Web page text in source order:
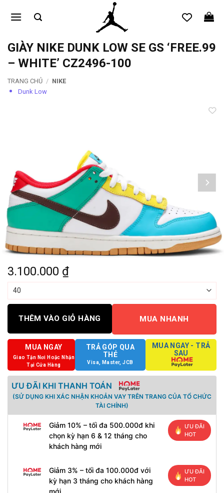
qua
dungGIÀY NIKE DUNK LOW SE GS ‘FREE.99
– WHITE’ CZ2496-100
TRANG CHỦ / NIKE
Dunk Low
3.100.000 ₫
THÊM VÀO GIỎ HÀNG MUA NHANH
MUA NGAY
Giao Tận Nơi Hoặc Nhận
Tại Cửa Hàng
TRẢ GÓP QUA
THẺ
Visa, Master, JCB
MUA NGAY - TRẢ
SAU
ƯU ĐÃI KHI THANH TOÁN
(SỬ DỤNG KHI XÁC NHẬN KHOẢN VAY TRÊN TRANG CỦA TỔ CHỨC
TÀI CHÍNH)
Giảm 10% – tối đa 500.000đ khi
chọn kỳ hạn 6 & 12 tháng cho
khách hàng mới
ƯU ĐÃI
HOT
Giảm 3% – tối đa 100.000đ với
kỳ hạn 3 tháng cho khách hàng
ƯU ĐÃI
HOT